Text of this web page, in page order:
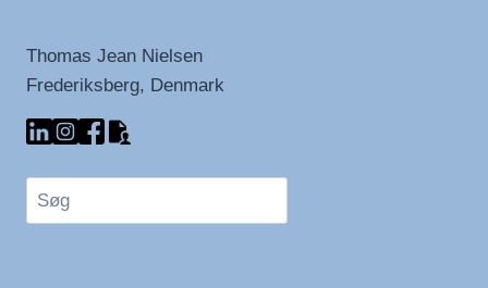
DIT
OG
Thomas Jean Nielsen
Frederiksberg, Denmark
Søg